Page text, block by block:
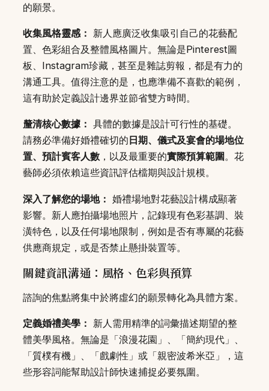
的願景。
收集風格靈感： 新人應廣泛收集吸引自己的花藝配
置、色彩組合及整體風格圖片。無論是Pinterest圖
板、Instagram珍藏，甚至是雜誌剪報，都是有力的
溝通工具。值得注意的是，也應準備不喜歡的範例，
這有助於定義設計邊界並節省雙方時間。
釐清核心數據： 具體的數據是設計可行性的基礎。
請務必準備好婚禮確切的 日期、儀式及宴會的場地位
置、預計賓客人數 ，以及最重要的實際預算範圍。花
藝師必須依賴這些資訊評估檔期與設計規模。
深入了解您的場地： 婚禮場地對花藝設計構成顯著
影響。新人應拍攝場地照片，記錄現有色彩基調、裝
潢特色，以及任何場地限制，例如是否有專屬的花藝
供應商規定，或是否禁止懸掛裝置等。
關鍵資訊溝通：風格、色彩與預算
諮詢的焦點將集中於將虛幻的願景轉化為具體方案。
定義婚禮美學： 新人需用精準的詞彙描述期望的整
體美學風格。無論是「浪漫花園」、「簡約現代」、
「質樸有機」、「戲劇性」或「親密波希米亞」，這
些形容詞能幫助設計師快速捕捉必要氛圍。